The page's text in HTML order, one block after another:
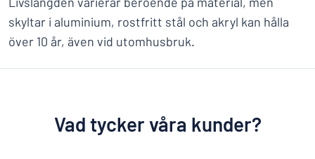
skyltar i aluminium, rostfritt stål och akryl kan hålla
över 10 år, även vid utomhusbruk.
Vad tycker våra kunder?